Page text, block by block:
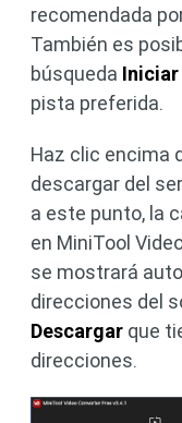
recomendada
También es
búsqueda Iniciar
pista preferida.
Haz clic encima
descargar del
a este punto, la
en MiniTool
se mostrará
direcciones del
Descargar que
direcciones.